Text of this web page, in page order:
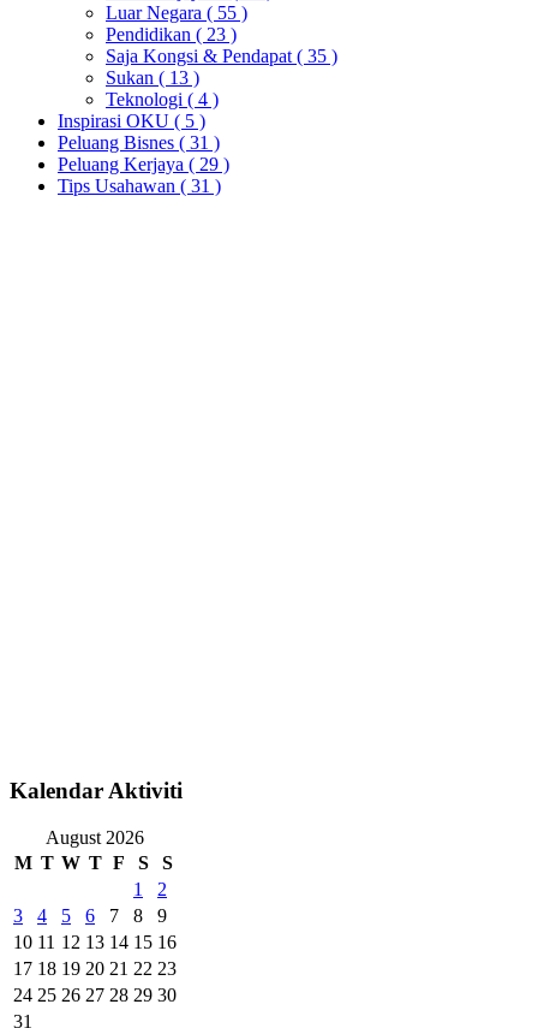
Luar Negara ( 55 )
Pendidikan ( 23 )
Saja Kongsi & Pendapat( 35 )
Sukan ( 13 )
Teknologi ( 4 )
Inspirasi OKU ( 5 )
Peluang Bisnes ( 31 )
Peluang Kerjaya ( 29 )
Tips Usahawan ( 31 )
Kalendar Aktiviti
August 2026
M T W T F S
S
1
2
3
4 5 6 7 8
9
10 11 12 13 14 15 16
17 18 19 20 21 22 23
24 25 26 27 28 29 30
31